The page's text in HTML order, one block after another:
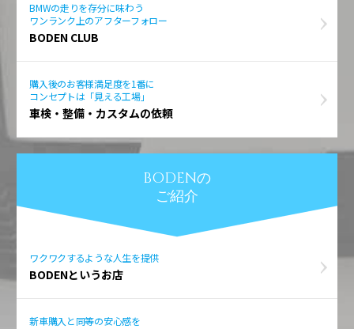
BMWの走りを存分に味わう
ワンランク上のアフターフォロー
BODEN CLUB
購入後のお客様満足度を1番に
コンセプトは「見える工場」
車検・整備・カスタムの依頼
BODENの
ご紹介
ワクワクするような人生を提供
BODENというお店
新車購入と同等の安心感を